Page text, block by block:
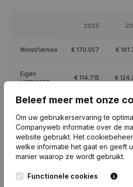
2025
Winst/Verlies € 170.057 €
Eigen
vermogen
€ 114.715 €
Brutomarge € 734.085 €
van Aube
Beleef meer met onze
Om uw gebruikerservaring te
Companyweb informatie over de
website gebruikt. Het cookiebeheer
welke informatie het gaat en geeft
manier waarop ze wordt gebruikt.
Functionele cookies